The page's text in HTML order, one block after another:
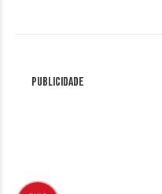
Publicidade